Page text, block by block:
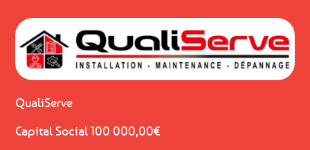
QualiServe
Capital Social 100 000,00€